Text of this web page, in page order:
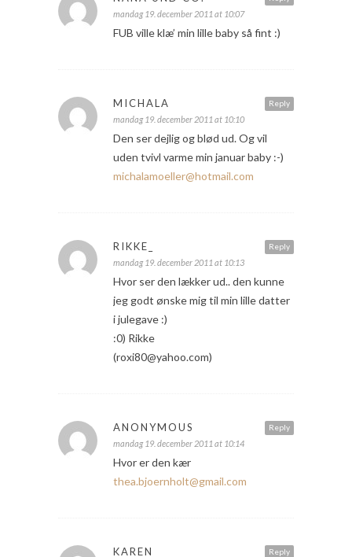
mandag 19. december 2011 at 10:07
FUB ville klæ’ min lille baby så fint :)
Reply
MICHALA
mandag 19. december 2011 at 10:10
Den ser dejlig og blød ud. Og vil
uden tvivl varme min januar baby :-)
michalamoeller@hotmail.com
Reply
RIKKE_
mandag 19. december 2011 at 10:13
Hvor ser den lækker ud.. den kunne
jeg godt ønske mig til min lille datter
i julegave :)
:0) Rikke
(roxi80@yahoo.com)
Reply
ANONYMOUS
mandag 19. december 2011 at 10:14
Hvor er den kær
thea.bjoernholt@gmail.com
Reply
KAREN